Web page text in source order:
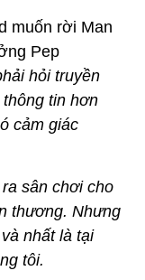
muốn rời Man
Pep
hỏi truyền
tin hơn
cảm giác
sân chơi cho
thương. Nhưng
nhất là tại
tôi.